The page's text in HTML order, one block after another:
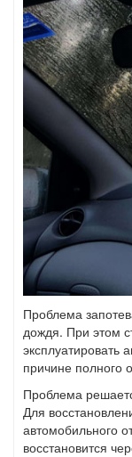
Проблема
дождя. При этом
эксплуатировать
причине полного
Проблема
Для
автомобильного
восстановится